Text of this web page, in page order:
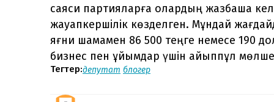
саяси партияларға олардың жазбаша
жауапкершілік көзделген. Мұндай
яғни шамамен 86 500 теңге немесе 190
бизнес пен ұйымдар үшін айыппұл
Тегтер:депутат блогер